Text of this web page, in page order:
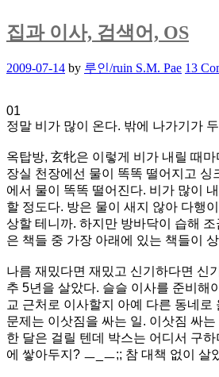
집과 이사, 검색어, OS
Posted
2009-07-14 by 루인/ruin S.M. Pae 13
01
정말 비가 많이 온다. 밖에 나가기가
옥탑방, 玄牝은 이렇게 비가 내릴 때
장실 천장에선 물이 똑똑 떨어지고 싱
에서 물이 똑똑 떨어진다. 비가 많이
할 정도다. 방은 물이 새지 않아 다행
상할 테니까. 하지만 방바닥이 습해
은 책들 중 가장 아래에 있는 책들이
나름 재밌다면 재밌고 신기하다면 신
추 5년을 살았다. 슬슬 이사를 준비해
교 근처로 이사할지 아예 다른 동네로
문제는 이삿짐을 싸는 일. 이삿짐 싸
한 달은 걸릴 텐데 박스는 어디서 구하
에 쌓아두지? ㅡ_ㅡ;; 참 대책 없이 살